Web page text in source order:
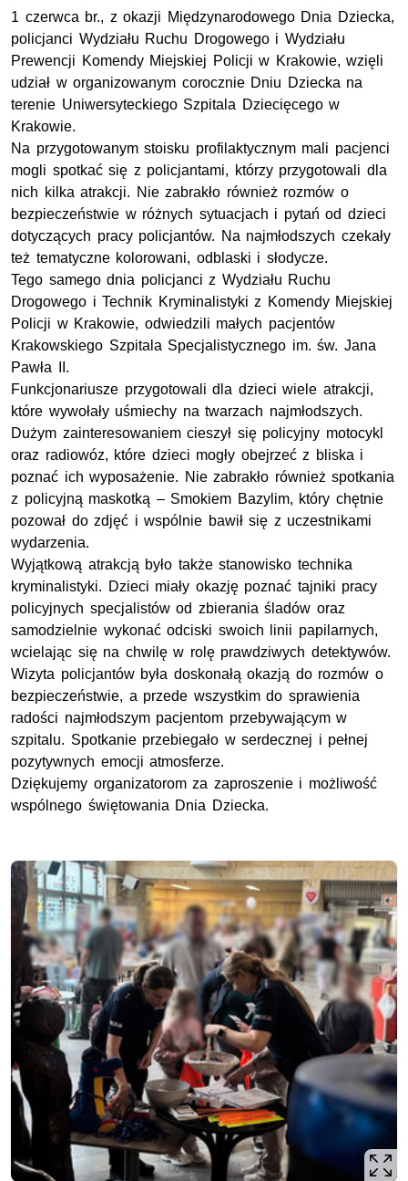
1 czerwca br., z okazji Międzynarodowego Dnia Dziecka,
policjanci Wydziału Ruchu Drogowego i Wydziału
Prewencji Komendy Miejskiej Policji w Krakowie, wzięli
udział w organizowanym corocznie Dniu Dziecka na
terenie Uniwersyteckiego Szpitala Dziecięcego w
Krakowie.
Na przygotowanym stoisku profilaktycznym mali pacjenci
mogli spotkać się z policjantami, którzy przygotowali dla
nich kilka atrakcji. Nie zabrakło również rozmów o
bezpieczeństwie w różnych sytuacjach i pytań od dzieci
dotyczących pracy policjantów. Na najmłodszych czekały
też tematyczne kolorowani, odblaski i słodycze.
Tego samego dnia policjanci z Wydziału Ruchu
Drogowego i Technik Kryminalistyki z Komendy Miejskiej
Policji w Krakowie, odwiedzili małych pacjentów
Krakowskiego Szpitala Specjalistycznego im. św. Jana
Pawła II.
Funkcjonariusze przygotowali dla dzieci wiele atrakcji,
które wywołały uśmiechy na twarzach najmłodszych.
Dużym zainteresowaniem cieszył się policyjny motocykl
oraz radiowóz, które dzieci mogły obejrzeć z bliska i
poznać ich wyposażenie. Nie zabrakło również spotkania
z policyjną maskotką – Smokiem Bazylim, który chętnie
pozował do zdjęć i wspólnie bawił się z uczestnikami
wydarzenia.
Wyjątkową atrakcją było także stanowisko technika
kryminalistyki. Dzieci miały okazję poznać tajniki pracy
policyjnych specjalistów od zbierania śladów oraz
samodzielnie wykonać odciski swoich linii papilarnych,
wcielając się na chwilę w rolę prawdziwych detektywów.
Wizyta policjantów była doskonałą okazją do rozmów o
bezpieczeństwie, a przede wszystkim do sprawienia
radości najmłodszym pacjentom przebywającym w
szpitalu. Spotkanie przebiegało w serdecznej i pełnej
pozytywnych emocji atmosferze.
Dziękujemy organizatorom za zaproszenie i możliwość
wspólnego świętowania Dnia Dziecka.